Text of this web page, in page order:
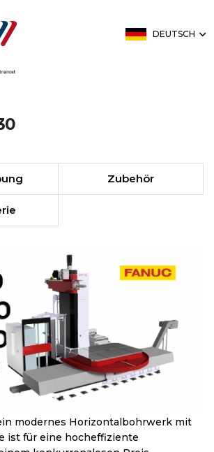
DEUTSCH
Zubehör
modernes Horizontalbohrwerk mit
ist für eine hocheffiziente